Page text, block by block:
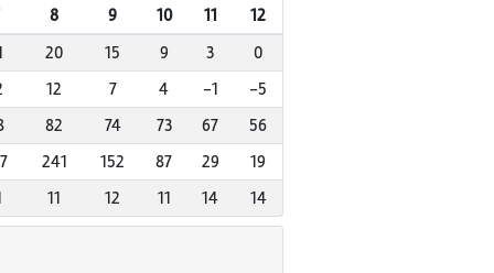
8 9 10 11
12
20 15 9 3
0
12 7 4 -1
-5
82 74 73 67
56
241 152 87 29
19
11 12 11 14 14